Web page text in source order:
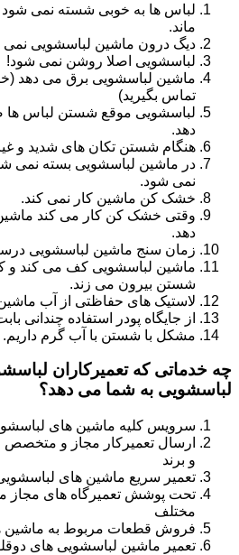
لباس ها به خوبی شسته نمی شود
ماند.
دیگ درون ماشین لباسشویی نمی
لباسشویی اصلا روشن نمی شود!
ماشین لباسشویی برق می دهد
تماس بگیرید)
لباسشویی موقع شستن لباس
دهد.
هنگام شستن تکان های شدید و
در ماشین لباسشویی بسته نمی
نمی شود.
خشک کن ماشین کار نمی کند.
وقتی خشک کن کار می کند
دهد.
زمان سنج ماشین لباسشویی
ماشین لباسشویی کف می کند و
شستن بیرون می زند.
لاستیک های حفاظتی از آب
از جایگاه پودر استفاده
مشکل با شستن با آب گرم داریم.
چه خدماتی که تعمیرکاران
لباسشویی به شما می دهد؟
سرویس کلیه ماشین های
ارسال تعمیرکار مجاز و
و برند
تعمیر سریع ماشین های
تحت پوشش تعمیرگاه های مجاز
مختلف
فروش قطعات مربوط به ماشین
تعمیر ماشین لباسشویی های